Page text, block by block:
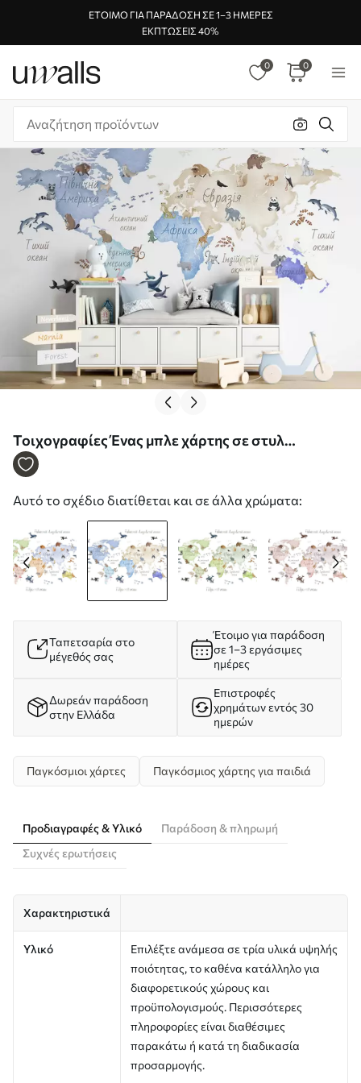
ΈΤΟΙΜΟ ΓΙΑ ΠΑΡΆΔΟΣΗ ΣΕ 1–3 ΗΜΈΡΕΣ
ΕΚΠΤΏΣΕΙΣ 40%
0 0
Τοιχογραφίες Ένας μπλε χάρτης σε στυλ
ακουαρέλας με ζώα. Επιγραφές στα ουκρανικά
Αυτό το σχέδιο διατίθεται και σε άλλα χρώματα:
Ταπετσαρία στο
μέγεθός σας
Έτοιμο για παράδοση
σε 1–3 εργάσιμες
ημέρες
Δωρεάν παράδοση
στην Ελλάδα
Επιστροφές
χρημάτων εντός 30
ημερών
Παγκόσμιοι χάρτες Παγκόσμιος χάρτης για παιδιά
Προδιαγραφές & Υλικό
Παράδοση & πληρωμή
Συχνές ερωτήσεις
Χαρακτηριστικά
Υλικό
Επιλέξτε ανάμεσα σε τρία υλικά υψηλής
ποιότητας, το καθένα κατάλληλο για
διαφορετικούς χώρους και
προϋπολογισμούς. Περισσότερες
πληροφορίες είναι διαθέσιμες
παρακάτω ή κατά τη διαδικασία
προσαρμογής.